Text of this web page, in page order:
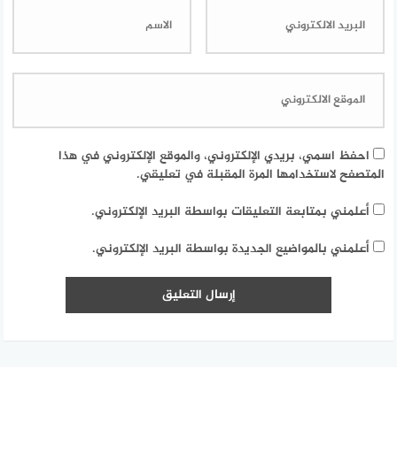
احفظ اسمي، بريدي الإلكتروني، والموقع الإلكتروني في هذا
المتصفح لاستخدامها المرة المقبلة في تعليقي.
أعلمني بمتابعة التعليقات بواسطة البريد الإلكتروني.
أعلمني بالمواضيع الجديدة بواسطة البريد الإلكتروني.